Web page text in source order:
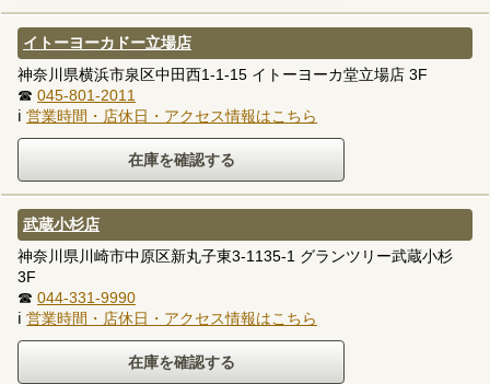
イトーヨーカドー立場店
神奈川県横浜市泉区中田西1-1-15 イトーヨーカ堂立場店 3F
☎ 045-801-2011
ℹ 営業時間・店休日・アクセス情報はこちら
武蔵小杉店
神奈川県川崎市中原区新丸子東3-1135-1 グランツリー武蔵小杉
3F
☎ 044-331-9990
ℹ 営業時間・店休日・アクセス情報はこちら